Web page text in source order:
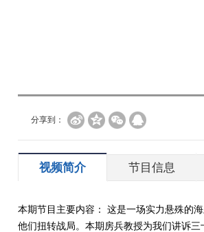
分享到：
视频简介 节目信息
本期节目主要内容： 这是一场实力悬殊的
他们扭转战局。本期房兵教授为我们讲诉三